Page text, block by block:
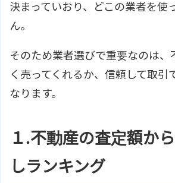
決まっていおり、どこの業者を使
ん。
そのため業者選びで重要なのは、
く売ってくれるか、信頼して取引
なります。
１.不動産の査定額か
しランキング